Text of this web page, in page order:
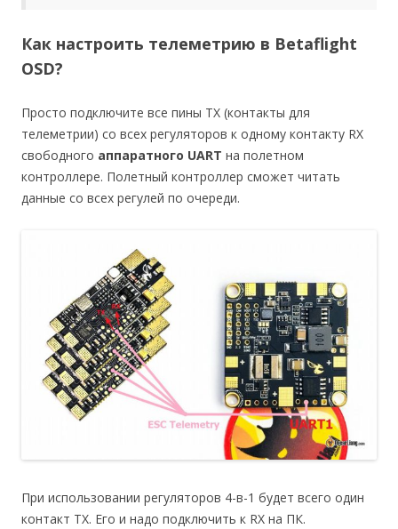
Как настроить телеметрию в Betaflight
OSD?
Просто подключите все пины TX (контакты для
телеметрии) со всех регуляторов к одному контакту RX
свободного аппаратного UART на полетном
контроллере. Полетный контроллер сможет читать
данные со всех регулей по очереди.
При использовании регуляторов 4-в-1 будет всего один
контакт TX. Его и надо подключить к RX на ПК.